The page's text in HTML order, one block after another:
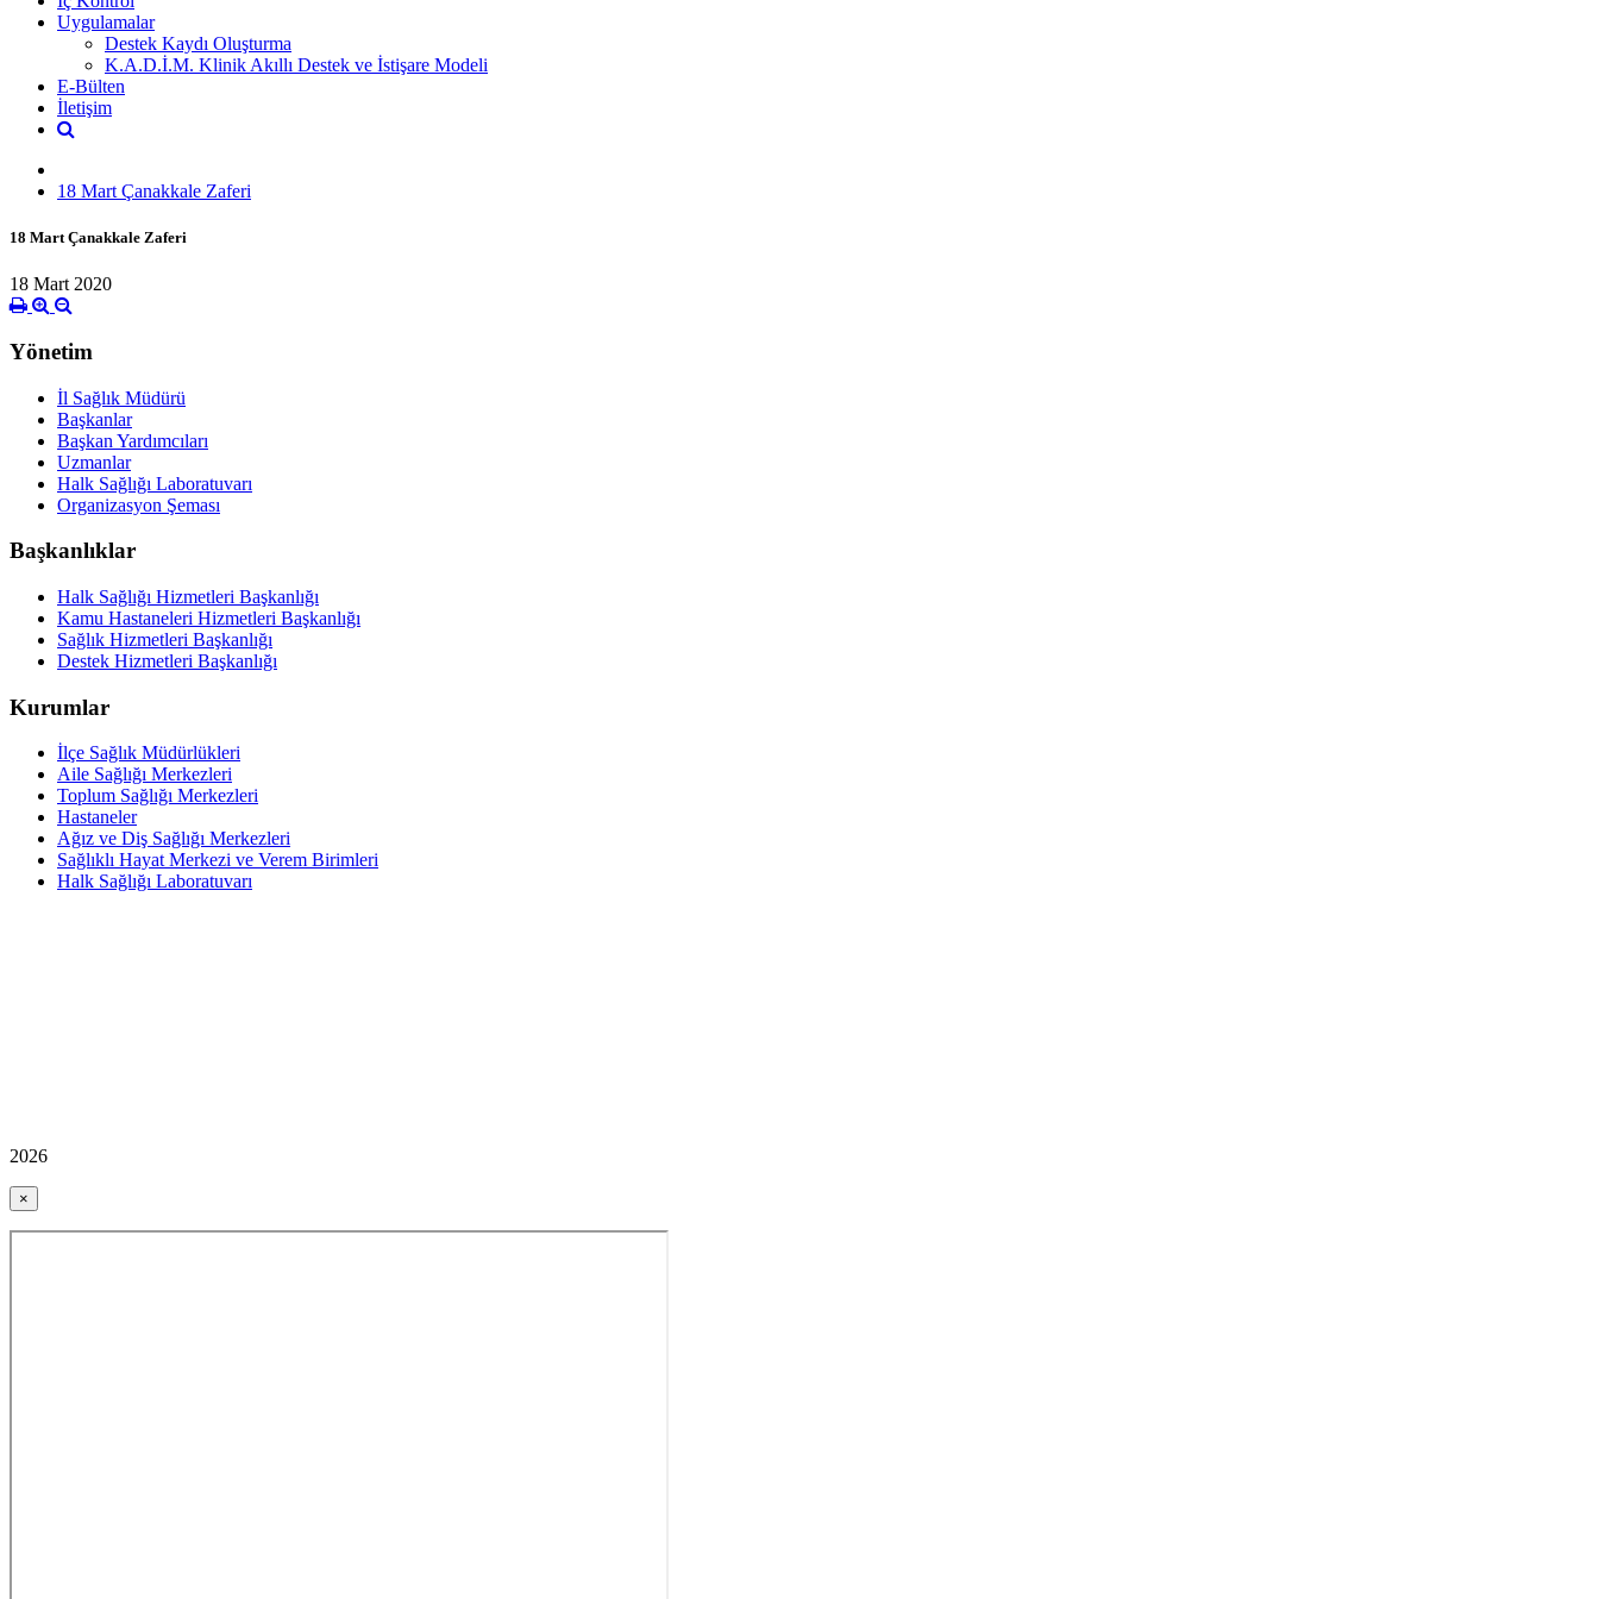
Uygulamalar
Destek Kaydı Oluşturma
K.A.D.İ.M. Klinik Akıllı Destek ve İstişare Modeli
E-Bülten
İletişim
18 Mart Çanakkale Zaferi
18 Mart Çanakkale Zaferi
18 Mart 2020
Yönetim
İl Sağlık Müdürü
Başkanlar
Başkan Yardımcıları
Uzmanlar
Halk Sağlığı Laboratuvarı
Organizasyon Şeması
Başkanlıklar
Halk Sağlığı Hizmetleri Başkanlığı
Kamu Hastaneleri Hizmetleri Başkanlığı
Sağlık Hizmetleri Başkanlığı
Destek Hizmetleri Başkanlığı
Kurumlar
İlçe Sağlık Müdürlükleri
Aile Sağlığı Merkezleri
Toplum Sağlığı Merkezleri
Hastaneler
Ağız ve Diş Sağlığı Merkezleri
Sağlıklı Hayat Merkezi ve Verem Birimleri
Halk Sağlığı Laboratuvarı
2026
×